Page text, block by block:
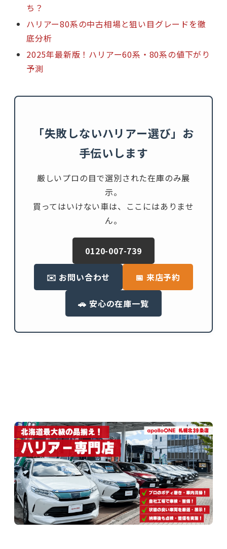
ち？
ハリアー80系の中古相場と狙い目グレードを徹
底分析
2025年最新版！ハリアー60系・80系の値下がり
予測
「失敗しないハリアー選び」お
手伝いします
厳しいプロの目で選別された在庫のみ展
示。
買ってはいけない車は、ここにはありませ
ん。
0120-007-739
✉️ お問い合わせ 📅 来店予約
🚗 安心の在庫一覧